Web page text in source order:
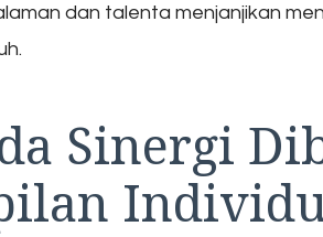
dan talenta menjanjikan
Sinergi